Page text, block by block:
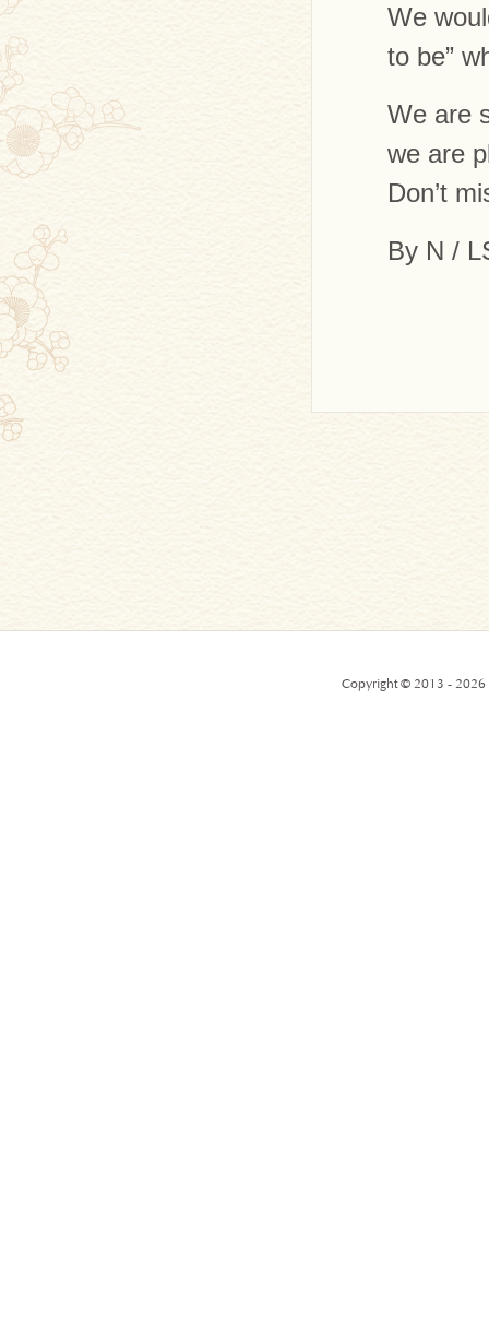
We
to be”
We are
we are
Don’t
By N /
Copyright © 2013 - 2026